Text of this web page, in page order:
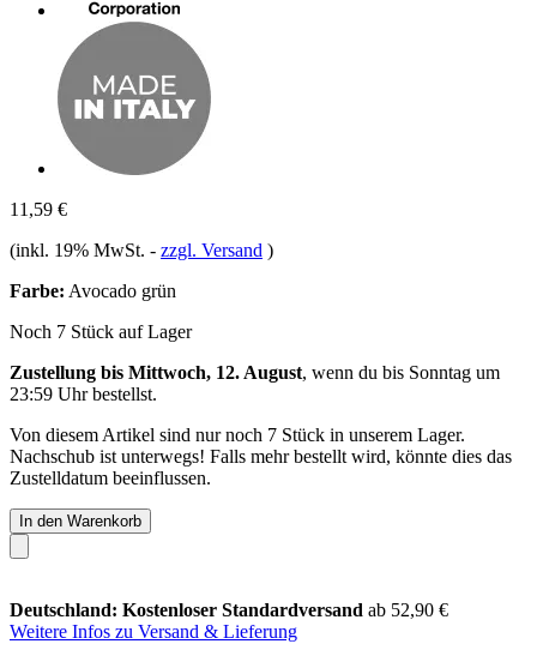
11,59 €
(inkl. 19% MwSt. - zzgl. Versand )
Farbe: Avocado grün
Noch 7 Stück auf Lager
Zustellung bis Mittwoch, 12. August, wenn du bis Sonntag um
23:59 Uhrbestellst.
Von diesem Artikel sind nur noch 7 Stück in unserem Lager.
Nachschub ist unterwegs! Falls mehr bestellt wird, könnte dies das
Zustelldatum beeinflussen.
In den Warenkorb
Deutschland: Kostenloser Standardversand ab 52,90 €
Weitere Infos zu Versand & Lieferung